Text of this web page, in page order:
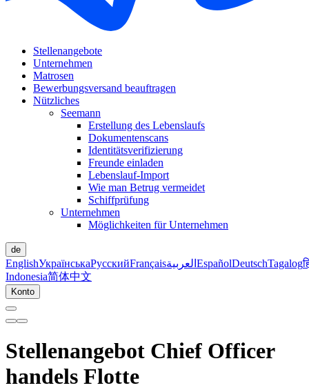
Stellenangebote
Unternehmen
Matrosen
Bewerbungsversand beauftragen
Nützliches
Seemann
Erstellung des Lebenslaufs
Dokumentenscans
Identitätsverifizierung
Freunde einladen
Lebenslauf-Import
Wie man Betrug vermeidet
Schiffprüfung
Unternehmen
Möglichkeiten für Unternehmen
de
EnglishУкраїнськаРусскийFrançaisالعربية EspañolDeutschTagalog
Indonesia简体中文
Konto
Stellenangebot Chief Officer
handels Flotte